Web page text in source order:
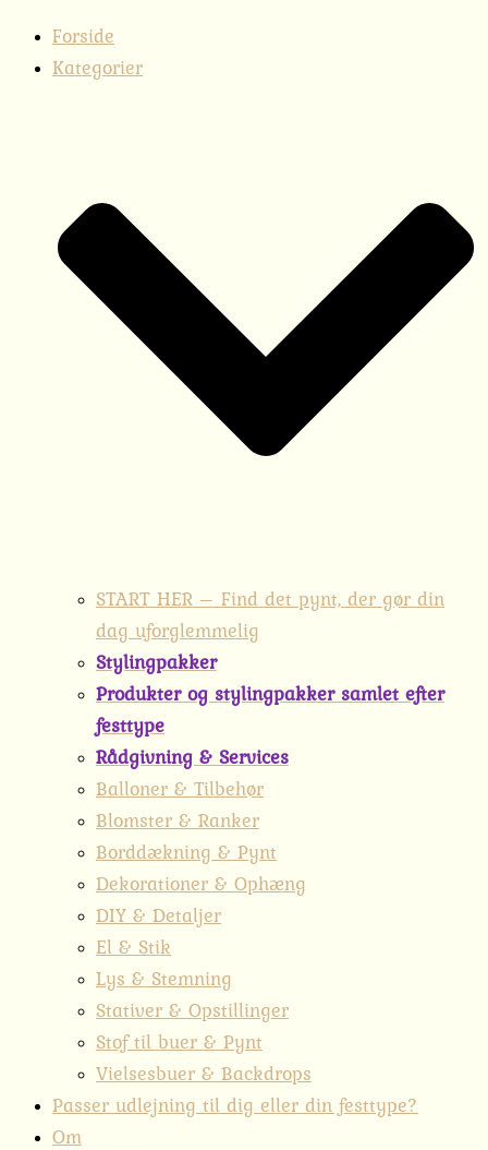
Forside
Kategorier
START HER – Find det pynt, der gør din
dag uforglemmelig
Stylingpakker
Produkter og stylingpakker samlet efter
festtype
Rådgivning & Services
Balloner & Tilbehør
Blomster & Ranker
Borddækning & Pynt
Dekorationer & Ophæng
DIY & Detaljer
El & Stik
Lys & Stemning
Stativer & Opstillinger
Stof til buer & Pynt
Vielsesbuer & Backdrops
Passer udlejning til dig eller din festtype?
Om